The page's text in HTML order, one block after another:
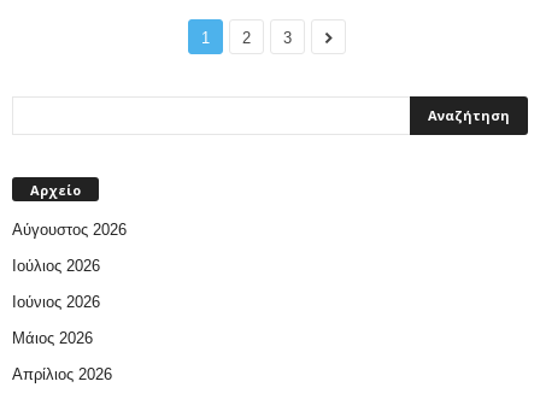
1 2 3
Αρχείο
Αύγουστος 2026
Ιούλιος 2026
Ιούνιος 2026
Μάιος 2026
Απρίλιος 2026